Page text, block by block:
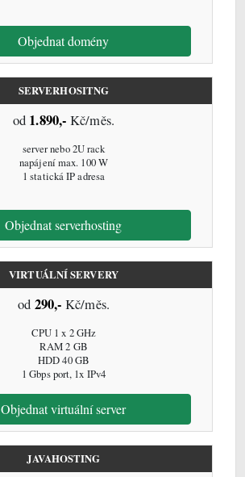
Objednat domény
SERVERHOSITNG
od 1.890,- Kč/měs.
server nebo 2U rack
napájení max. 100 W
1 statická IP adresa
Objednat serverhosting
VIRTUÁLNÍ SERVERY
od 290,- Kč/měs.
CPU 1 x 2 GHz
RAM 2 GB
HDD 40 GB
1 Gbps port, 1x IPv4
Objednat virtuální server
JAVAHOSTING